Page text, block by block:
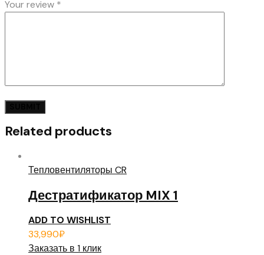
Your review *
Related products
Тепловентиляторы CR
Дестратификатор MIX 1
ADD TO WISHLIST
33,990₽
Заказать в 1 клик